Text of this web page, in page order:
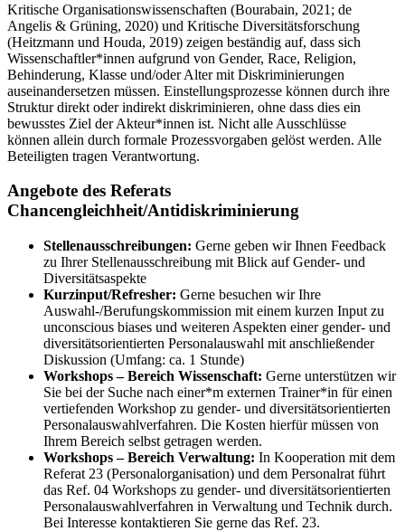
Kritische Organisationswissenschaften (Bourabain, 2021; de
Angelis & Grüning, 2020) und Kritische Diversitätsforschung
(Heitzmann und Houda, 2019) zeigen beständig auf, dass sich
Wissenschaftler*innen aufgrund von Gender, Race, Religion,
Behinderung, Klasse und/oder Alter mit Diskriminierungen
auseinandersetzen müssen. Einstellungsprozesse können durch ihre
Struktur direkt oder indirekt diskriminieren, ohne dass dies ein
bewusstes Ziel der Akteur*innen ist. Nicht alle Ausschlüsse
können allein durch formale Prozessvorgaben gelöst werden. Alle
Beteiligten tragen Verantwortung.
Angebote des Referats
Chancengleichheit/Antidiskriminierung
Stellenausschreibungen: Gerne geben wir Ihnen Feedback
zu Ihrer Stellenausschreibung mit Blick auf Gender- und
Diversitätsaspekte
Kurzinput/Refresher: Gerne besuchen wir Ihre
Auswahl-/Berufungskommission mit einem kurzen Input zu
unconscious biases und weiteren Aspekten einer gender- und
diversitätsorientierten Personalauswahl mit anschließender
Diskussion (Umfang: ca. 1 Stunde)
Workshops – Bereich Wissenschaft: Gerne unterstützen wir
Sie bei der Suche nach einer*m externen Trainer*in für einen
vertiefenden Workshop zu gender- und diversitätsorientierten
Personalauswahlverfahren. Die Kosten hierfür müssen von
Ihrem Bereich selbst getragen werden.
Workshops – Bereich Verwaltung: In Kooperation mit dem
Referat 23 (Personalorganisation) und dem Personalrat führt
das Ref. 04 Workshops zu gender- und diversitätsorientierten
Personalauswahlverfahren in Verwaltung und Technik durch.
Bei Interesse kontaktieren Sie gerne das Ref. 23.